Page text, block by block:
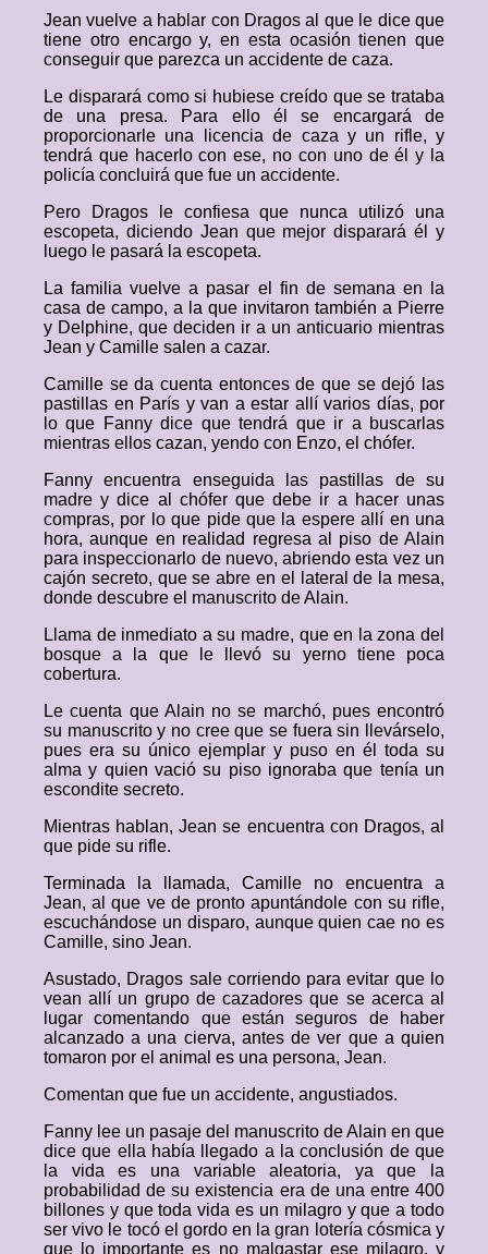
Jean vuelve a hablar con Dragos al que le dice que
tiene otro encargo y, en esta ocasión tienen que
conseguir que parezca un accidente de caza.
Le disparará como si hubiese creído que se trataba
de una presa. Para ello él se encargará de
proporcionarle una licencia de caza y un rifle, y
tendrá que hacerlo con ese, no con uno de él y la
policía concluirá que fue un accidente.
Pero Dragos le confiesa que nunca utilizó una
escopeta, diciendo Jean que mejor disparará él y
luego le pasará la escopeta.
La familia vuelve a pasar el fin de semana en la
casa de campo, a la que invitaron también a Pierre
y Delphine, que deciden ir a un anticuario mientras
Jean y Camille salen a cazar.
Camille se da cuenta entonces de que se dejó las
pastillas en París y van a estar allí varios días, por
lo que Fanny dice que tendrá que ir a buscarlas
mientras ellos cazan, yendo con Enzo, el chófer.
Fanny encuentra enseguida las pastillas de su
madre y dice al chófer que debe ir a hacer unas
compras, por lo que pide que la espere allí en una
hora, aunque en realidad regresa al piso de Alain
para inspeccionarlo de nuevo, abriendo esta vez un
cajón secreto, que se abre en el lateral de la mesa,
donde descubre el manuscrito de Alain.
Llama de inmediato a su madre, que en la zona del
bosque a la que le llevó su yerno tiene poca
cobertura.
Le cuenta que Alain no se marchó, pues encontró
su manuscrito y no cree que se fuera sin llevárselo,
pues era su único ejemplar y puso en él toda su
alma y quien vació su piso ignoraba que tenía un
escondite secreto.
Mientras hablan, Jean se encuentra con Dragos, al
que pide su rifle.
Terminada la llamada, Camille no encuentra a
Jean, al que ve de pronto apuntándole con su rifle,
escuchándose un disparo, aunque quien cae no es
Camille, sino Jean.
Asustado, Dragos sale corriendo para evitar que lo
vean allí un grupo de cazadores que se acerca al
lugar comentando que están seguros de haber
alcanzado a una cierva, antes de ver que a quien
tomaron por el animal es una persona, Jean.
Comentan que fue un accidente, angustiados.
Fanny lee un pasaje del manuscrito de Alain en que
dice que ella había llegado a la conclusión de que
la vida es una variable aleatoria, ya que la
probabilidad de su existencia era de una entre 400
billones y que toda vida es un milagro y que a todo
ser vivo le tocó el gordo en la gran lotería cósmica y
que lo importante es no malgastar ese milagro, y